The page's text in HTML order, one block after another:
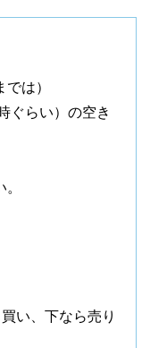
は）
ぐらい）の空き
い、下なら売り